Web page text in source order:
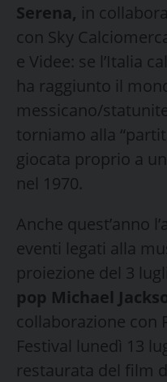
Serena, in
con Sky
e Videe: se l’Italia
ha raggiunto il
messicano/
torniamo alla
giocata proprio a
nel 1970.
Anche quest’anno
eventi legati alla
proiezione del 3
pop Michael
collaborazione con
Festival lunedì 13
restaurata del film